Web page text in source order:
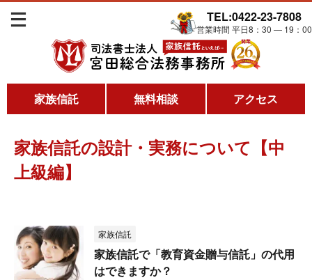
TEL:0422-23-7808
営業時間 平日8：30 ― 19：00
家族信託 無料相談 アクセス
家族信託の設計・実務について【中
上級編】
家族信託
家族信託で「教育資金贈与信託」の代用
はできますか？